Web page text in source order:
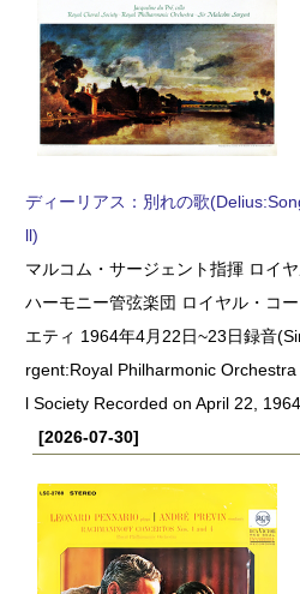
ディーリアス：別れの歌
ll)
マルコム・サージェント指揮 ロイ
ハーモニー管弦楽団 ロイヤル・コ
エティ 1964年4月22日~23日録音
rgent:Royal Philharmonic
l Society Recorded on April 22,
[2026-07-30]